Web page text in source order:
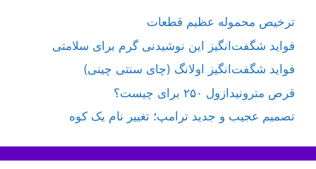
ترخیص محموله عظیم قطعات
فواید شگفت‌انگیز این نوشیدنی گرم برای سلامتی
فواید شگفت‌انگیز اولانگ (چای سنتی چینی)
قرص مترونیدازول ۲۵۰ برای چیست؟
تصمیم عجیب و جدید ترامپ؛ تغییر نام یک کوه